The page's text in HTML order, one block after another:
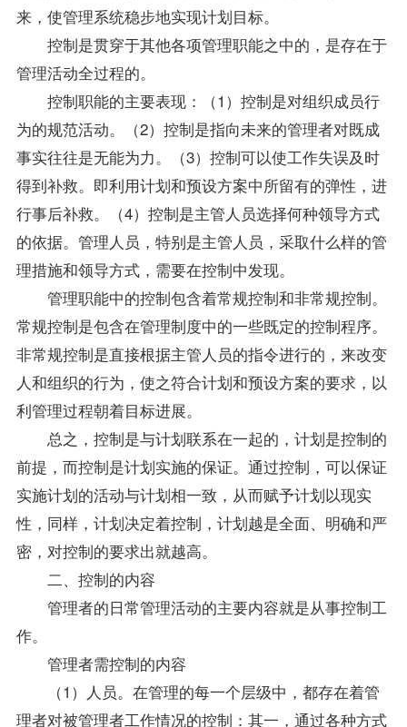
来，使管理系统稳步地实现计划目标。
控制是贯穿于其他各项管理职能之中的，是存在于
管理活动全过程的。
控制职能的主要表现：（1）控制是对组织成员行
为的规范活动。（2）控制是指向未来的管理者对既成
事实往往是无能为力。（3）控制可以使工作失误及时
得到补救。即利用计划和预设方案中所留有的弹性，进
行事后补救。（4）控制是主管人员选择何种领导方式
的依据。管理人员，特别是主管人员，采取什么样的管
理措施和领导方式，需要在控制中发现。
管理职能中的控制包含着常规控制和非常规控制。
常规控制是包含在管理制度中的一些既定的控制程序。
非常规控制是直接根据主管人员的指令进行的，来改变
人和组织的行为，使之符合计划和预设方案的要求，以
利管理过程朝着目标进展。
总之，控制是与计划联系在一起的，计划是控制的
前提，而控制是计划实施的保证。通过控制，可以保证
实施计划的活动与计划相一致，从而赋予计划以现实
性，同样，计划决定着控制，计划越是全面、明确和严
密，对控制的要求出就越高。
二、控制的内容
管理者的日常管理活动的主要内容就是从事控制工
作。
管理者需控制的内容
（1）人员。在管理的每一个层级中，都存在着管
理者对被管理者工作情况的控制：其一，通过各种方式